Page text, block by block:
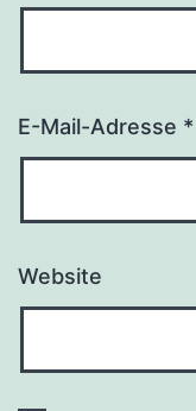
E-Mail-Adresse *
Website